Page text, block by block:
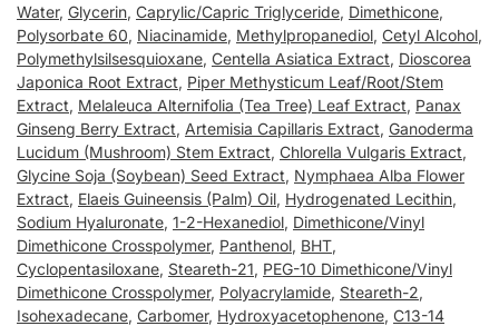
Water, Glycerin, Caprylic/Capric Triglyceride, Dimethicone,
Polysorbate 60, Niacinamide, Methylpropanediol, Cetyl Alcohol,
Polymethylsilsesquioxane, Centella Asiatica Extract, Dioscorea
Japonica Root Extract, Piper Methysticum Leaf/Root/Stem
Extract, Melaleuca Alternifolia (Tea Tree) Leaf Extract, Panax
Ginseng Berry Extract, Artemisia Capillaris Extract, Ganoderma
Lucidum (Mushroom) Stem Extract, Chlorella Vulgaris Extract,
Glycine Soja (Soybean) Seed Extract, Nymphaea Alba Flower
Extract, Elaeis Guineensis (Palm) Oil, Hydrogenated Lecithin,
Sodium Hyaluronate, 1-2-Hexanediol, Dimethicone/Vinyl
Dimethicone Crosspolymer, Panthenol, BHT,
Cyclopentasiloxane, Steareth-21, PEG-10 Dimethicone/Vinyl
Dimethicone Crosspolymer, Polyacrylamide, Steareth-2,
Isohexadecane, Carbomer, Hydroxyacetophenone, C13-14